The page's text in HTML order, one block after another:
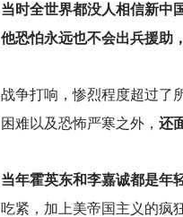
当时全世界都没人相信新中
他恐怕永远也不会出兵援助
战争打响，惨烈程度超过了
困难以及恐怖严寒之外， 还
当年霍英东和李嘉诚都是年
吃紧，加上美帝国主义的疯